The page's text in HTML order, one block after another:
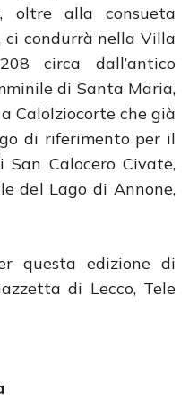
oltre alla consueta
ci condurrà nella Villa
circa dall’antico
di Santa Maria,
Calolziocorte che già
di riferimento per il
Calocero Civate,
del Lago di Annone,
questa edizione di
di Lecco, Tele